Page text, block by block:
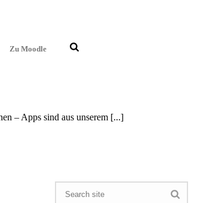
Zu Moodle
– Apps sind aus unserem [...]